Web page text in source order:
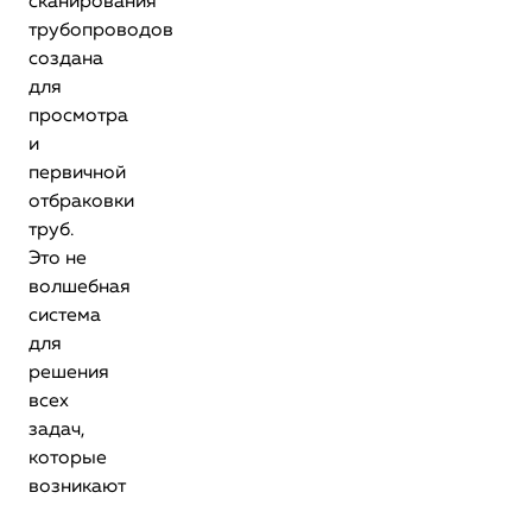
трубопроводов
создана
для
просмотра
и
первичной
отбраковки
труб.
Это не
волшебная
система
для
решения
всех
задач,
которые
возникают